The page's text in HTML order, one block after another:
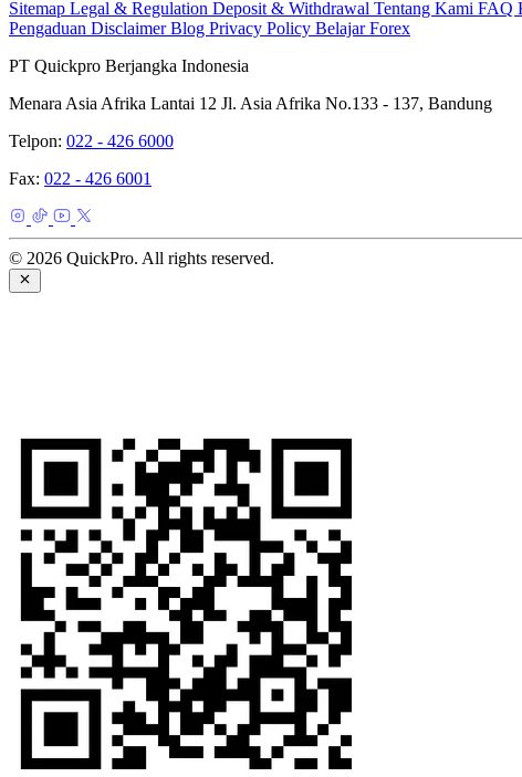
Sitemap Legal & Regulation Deposit & Withdrawal Tentang Kami FAQ
Pengaduan DisclaimerBlog Privacy Policy Belajar Forex
PT Quickpro Berjangka Indonesia
Menara Asia Afrika Lantai 12 Jl. Asia Afrika No.133 - 137, Bandung
Telpon: 022 - 426 6000
Fax: 022 - 426 6001
© 2026 QuickPro. All rights reserved.